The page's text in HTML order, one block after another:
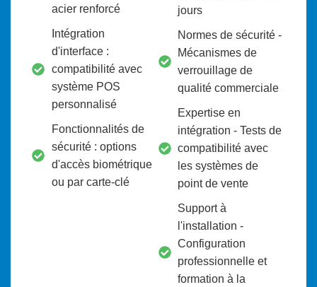
acier renforcé
Intégration
d'interface :
compatibilité avec
système POS
personnalisé
Fonctionnalités de
sécurité : options
d'accès biométrique
ou par carte-clé
jours
Normes de sécurité -
Mécanismes de
verrouillage de
qualité commerciale
Expertise en
intégration - Tests de
compatibilité avec
les systèmes de
point de vente
Support à
l'installation -
Configuration
professionnelle et
formation à la